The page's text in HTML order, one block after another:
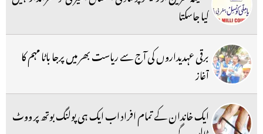
کیا جاسکتا
برقی عہدیداروں کی آج سے ریاست بھر میں پرجا باٹا مہم کا
آغاز
ایک خاندان کے تمام افراد اب ایک ہی پولنگ بوتھ پر ووٹ